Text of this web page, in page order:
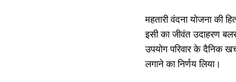
महतारी वंदना योजना की
इसी का जीवंत उदाहरण
उपयोग परिवार के दैनिक
लगाने का निर्णय लिया।